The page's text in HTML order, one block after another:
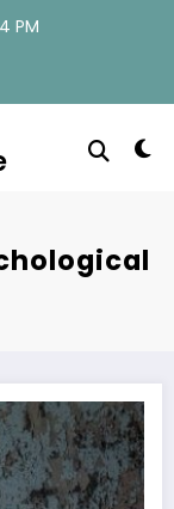
PM
– news, polityka,